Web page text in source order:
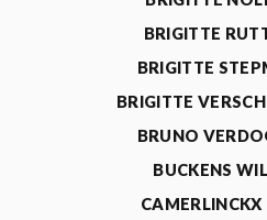
BRIGITTE
BRIGITTE
BRIGITTE
BRUNO
BUCKENS
CAMERLINCKX